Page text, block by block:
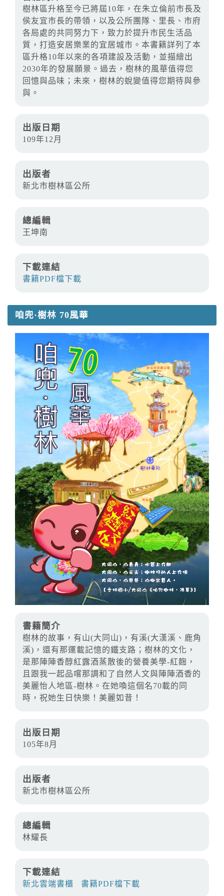
樹林區升格至今已將屆10年，在朱立倫前市長及
侯友宜市長的帶領，以及公所團隊、里長、市府
各局處的共同努力下，致力於提升市民生活品
質，打造安居樂業的宜居城市。本書籍詳列了本
區升格10年以來的各項建設及活動，並描繪出
2030年的發展願景。過去，樹林的風華值得您
回憶與品味；未來，樹林的蛻變值得您期待與參
與。
出版日期
109年12月
出版者
新北市樹林區公所
總編輯
王坤南
下載連結
書籍PDF檔下載
咱兜·樹林 70風華
書籍簡介
樹林的故事，有山(大同山)，有溪(大漢溪、鹿角
溪)，還有那運載記憶的鐵支路；樹林的文化，
是那陣陣香醇紅露酒蒸散後的營養美學-紅麴，
且跟我一起品嚐那調和了自然人文與陣陣酒香的
美麗怡人地區-樹林。在她喚這個名70載的同
時，祝她生日快樂！美麗如昔！
出版日期
105年8月
出版者
新北市樹林區公所
總編輯
林耀長
下載連結
新北雲端書櫃 書籍PDF檔下載